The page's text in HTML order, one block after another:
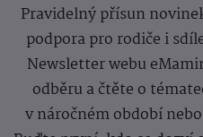
Pravidelný přísun
podpora pro rodiče i
Newsletter webu
odběru a čtěte o
v náročném období